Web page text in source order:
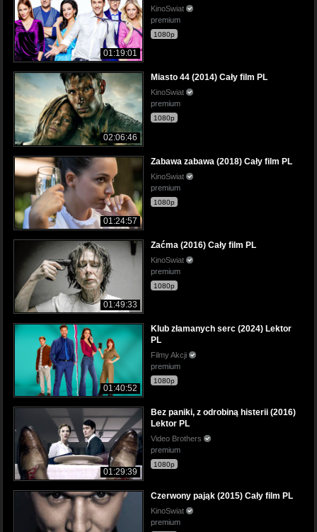
01:19:01
KinoSwiat
premium
1080p
02:06:46
Miasto 44 (2014) Cały film PL
KinoSwiat
premium
1080p
01:24:57
Zabawa zabawa (2018) Cały film PL
KinoSwiat
premium
1080p
01:49:33
Zaćma (2016) Cały film PL
KinoSwiat
premium
1080p
01:40:52
Klub złamanych serc (2024) Lektor
PL
Filmy Akcji
premium
1080p
01:29:39
Bez paniki, z odrobiną histerii (2016)
Lektor PL
Video Brothers
premium
1080p
Czerwony pająk (2015) Cały film PL
KinoSwiat
premium